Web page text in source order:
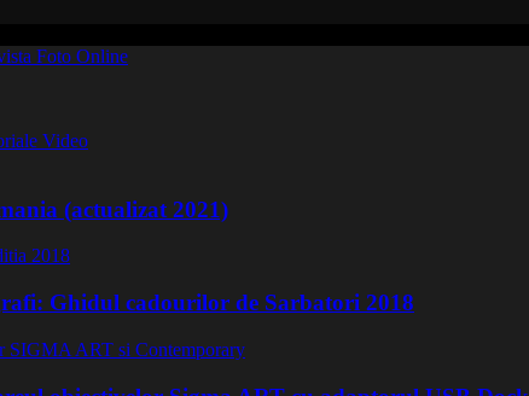
Video
(actualizat 2021)
Ghidul cadourilor de Sarbatori 2018